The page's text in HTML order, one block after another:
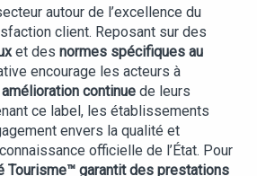
autour de l’excellence du
client. Reposant sur des
et des normes spécifiques au
encourage les acteurs à
amélioration continue de leurs
ce label, les établissements
envers la qualité et
officielle de l’État. Pour
Tourisme™ garantit des prestations